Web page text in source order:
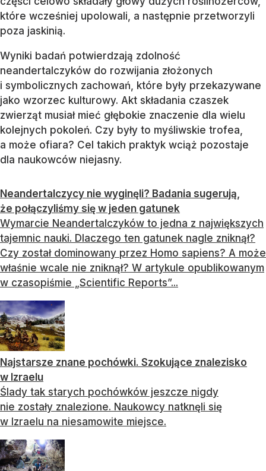
które wcześniej upolowali, a następnie przetworzyli
poza jaskinią.
Wyniki badań potwierdzają zdolność
neandertalczyków do rozwijania złożonych
i symbolicznych zachowań, które były przekazywane
jako wzorzec kulturowy. Akt składania czaszek
zwierząt musiał mieć głębokie znaczenie dla wielu
kolejnych pokoleń. Czy były to myśliwskie trofea,
a może ofiara? Cel takich praktyk wciąż pozostaje
dla naukowców niejasny.
Neandertalczycy nie wyginęli? Badania sugerują,
że połączyliśmy się w jeden gatunek
Wymarcie Neandertalczyków to jedna z największych
tajemnic nauki. Dlaczego ten gatunek nagle zniknął?
Czy został dominowany przez Homo sapiens? A może
właśnie wcale nie zniknął? W artykule opublikowanym
w czasopiśmie „Scientific Reports”...
Najstarsze znane pochówki. Szokujące znalezisko
w Izraelu
Ślady tak starych pochówków jeszcze nigdy
nie zostały znalezione. Naukowcy natknęli się
w Izraelu na niesamowite miejsce.